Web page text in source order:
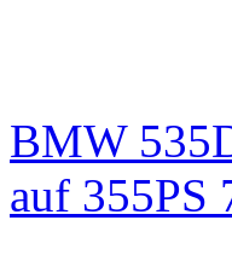
BMW
auf 355PS